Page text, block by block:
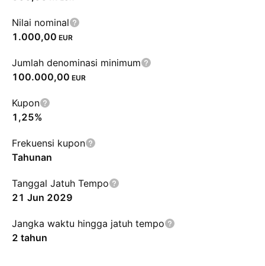
Nilai nominal
1.000,00 EUR
Jumlah denominasi minimum
100.000,00 EUR
Kupon
1,25%
Frekuensi kupon
Tahunan
Tanggal Jatuh Tempo
21 Jun 2029
Jangka waktu hingga jatuh tempo
2 tahun